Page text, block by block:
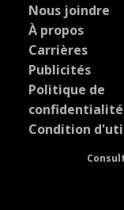
Nous joindre
À propos
Carrières
Publicités
Politique de
confidentialité
Condition